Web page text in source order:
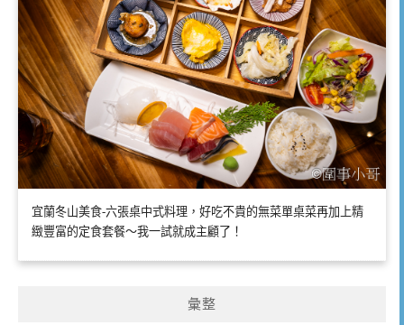
宜蘭冬山美食-六張桌中式料理，好吃不貴的無菜單桌菜再加上精
緻豐富的定食套餐～我一試就成主顧了！
彙整